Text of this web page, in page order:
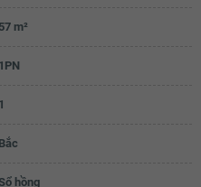
57 m²
1PN
1
Bắc
hồng